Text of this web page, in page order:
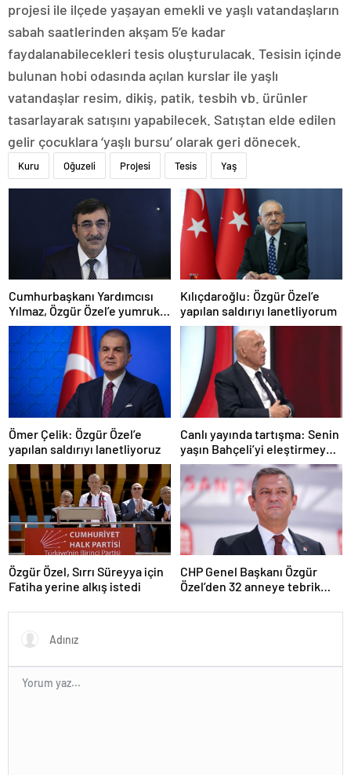
projesi ile ilçede yaşayan emekli ve yaşlı vatandaşların
sabah saatlerinden akşam 5’e kadar
faydalanabilecekleri tesis oluşturulacak. Tesisin içinde
bulunan hobi odasında açılan kurslar ile yaşlı
vatandaşlar resim, dikiş, patik, tesbih vb. ürünler
tasarlayarak satışını yapabilecek. Satıştan elde edilen
gelir çocuklara ‘yaşlı bursu’ olarak geri dönecek.
Kuru Oğuzeli Projesi Tesis Yaş
Cumhurbaşkanı Yardımcısı
Yılmaz, Özgür Özel’e yumruklu
saldırıyı kınadı
Kılıçdaroğlu: Özgür Özel’e
yapılan saldırıyı lanetliyorum
Ömer Çelik: Özgür Özel’e
yapılan saldırıyı lanetliyoruz
Canlı yayında tartışma: Senin
yaşın Bahçeli’yi eleştirmeye
yetmez
Özgür Özel, Sırrı Süreyya için
Fatiha yerine alkış istedi
CHP Genel Başkanı Özgür
Özel’den 32 anneye tebrik